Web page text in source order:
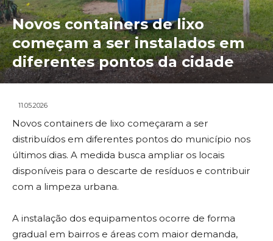
Novos containers de lixo
começam a ser instalados em
diferentes pontos da cidade
11.05.2026
Novos containers de lixo começaram a ser
distribuídos em diferentes pontos do município nos
últimos dias. A medida busca ampliar os locais
disponíveis para o descarte de resíduos e contribuir
com a limpeza urbana.
A instalação dos equipamentos ocorre de forma
gradual em bairros e áreas com maior demanda,